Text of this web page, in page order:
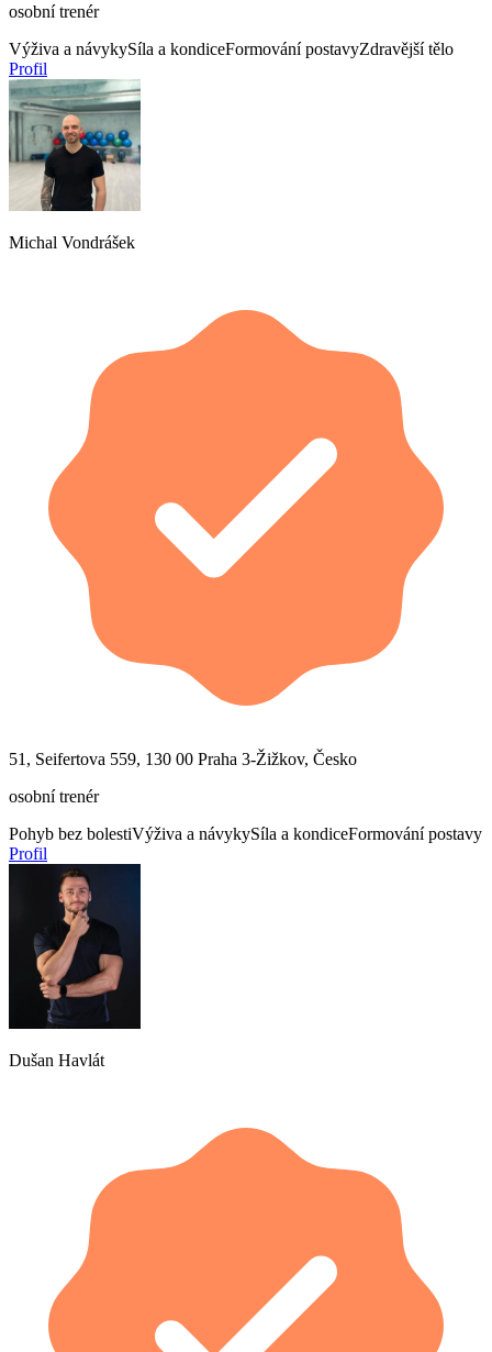
osobní trenér
Výživa a návykySíla a kondiceFormování postavyZdravější tělo
Profil
Michal Vondrášek
51, Seifertova 559, 130 00 Praha 3-Žižkov, Česko
osobní trenér
Pohyb bez bolestiVýživa a návykySíla a kondiceFormování postavy
Profil
Dušan Havlát